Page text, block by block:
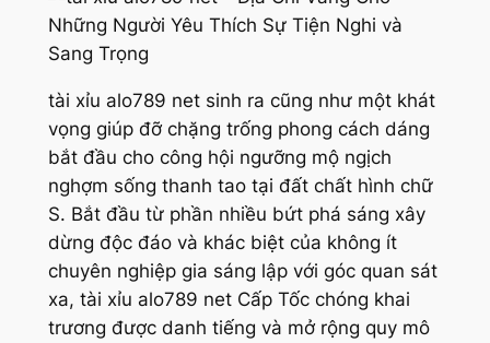
tài xỉu alo789 net sinh ra cũng như một khát
vọng giúp đỡ chặng trống phong cách dáng
bắt đầu cho công hội ngưỡng mộ ngịch
nghợm sống thanh tao tại đất chất hình chữ
S. Bắt đầu từ phần nhiều bứt phá sáng xây
dừng độc đáo và khác biệt của không ít
chuyên nghiệp gia sáng lập với góc quan sát
xa, tài xỉu alo789 net Cấp Tốc chóng khai
trương được danh tiếng và mở rộng quy mô